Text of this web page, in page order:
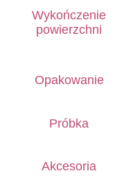
Wykończenie
powierzchni
Opakowanie
Próbka
Akcesoria